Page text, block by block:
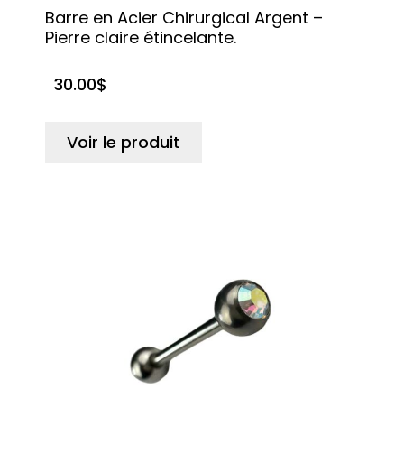
Barre en Acier Chirurgical Argent –
Pierre claire étincelante.
30.00$
Voir le produit